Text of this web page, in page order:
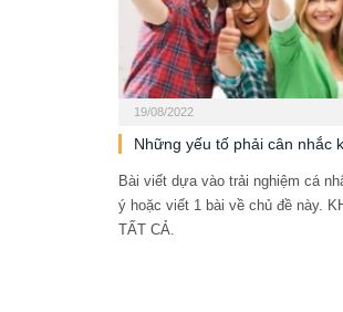
19/08/2022
Những yếu tố phải cân nhắc
Bài viết dựa vào trải nghiệm cá
ý hoặc viết 1 bài về chủ đề này.
TẤT CẢ.